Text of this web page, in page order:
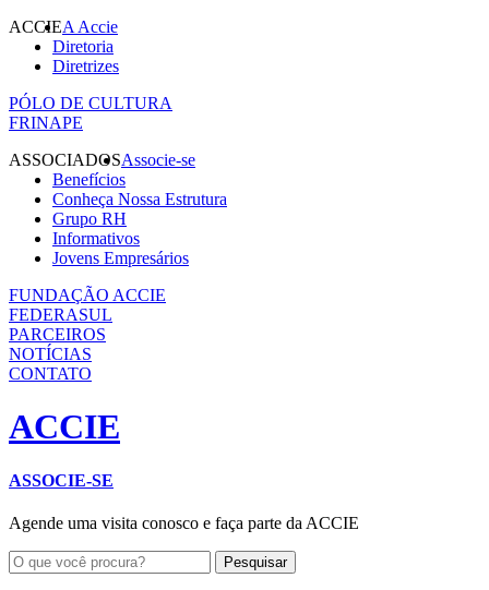
ACCIEA Accie
Diretoria
Diretrizes
PÓLO DE CULTURA
FRINAPE
ASSOCIADOSAssocie-se
Benefícios
Conheça Nossa Estrutura
Grupo RH
Informativos
Jovens Empresários
FUNDAÇÃO ACCIE
FEDERASUL
PARCEIROS
NOTÍCIAS
CONTATO
ACCIE
ASSOCIE-SE
Agende uma visita conosco e faça parte da ACCIE